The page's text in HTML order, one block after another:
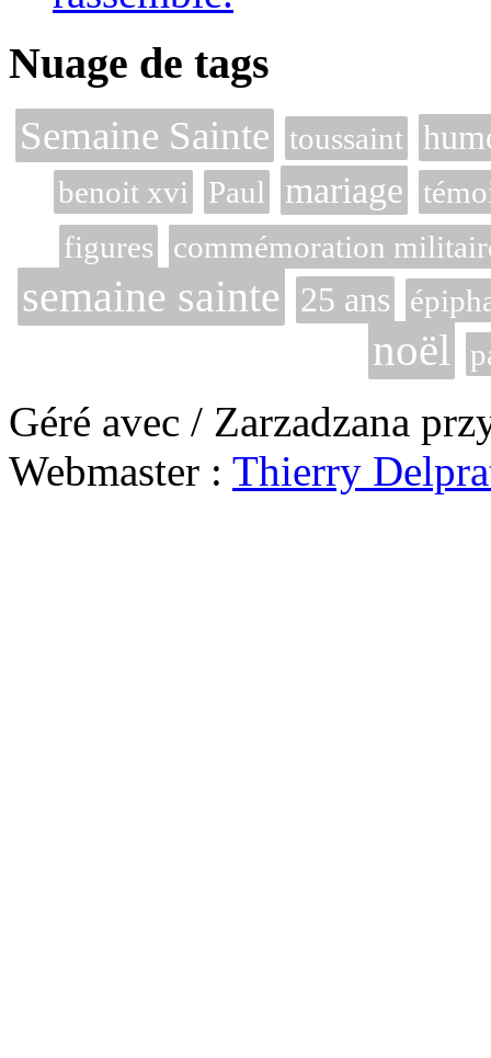
Nuage de tags
Semaine Sainte toussaint
benoit xvi Paul mariage
figures
commémoration
semaine sainte 25 ans
noël
Géré avec / Zarzadzana
Webmaster : Thierry